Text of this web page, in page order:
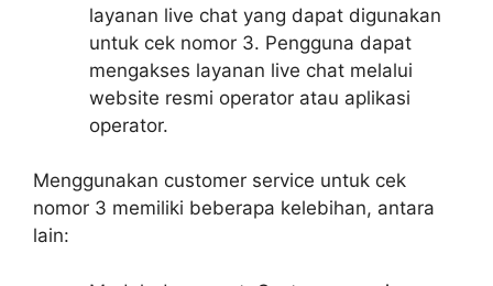
layanan live chat yang dapat digunakan
untuk cek nomor 3. Pengguna dapat
mengakses layanan live chat melalui
website resmi operator atau aplikasi
operator.
Menggunakan customer service untuk cek
nomor 3 memiliki beberapa kelebihan, antara
lain: